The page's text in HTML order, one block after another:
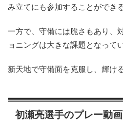
み立てにも参加することができ
一方で、守備には脆さもあり、
ョニングは大きな課題となって
新天地で守備面を克服し、輝け
初瀬亮選手のプレー動画